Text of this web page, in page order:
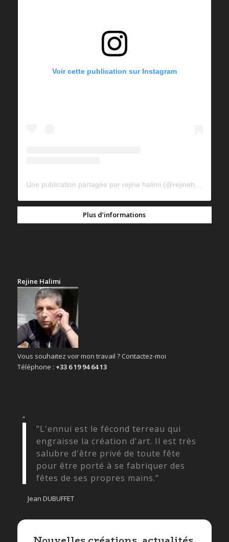
Voir cette publication sur Instagram
Une publication partagée par rejine halimi (@rejinehalimi)
Plus d’informations
Rejine Halimi
Vous souhaitez voir mon travail ? Contactez-moi
Téléphone : +33 6 19 94 64 13
“
"L'ennui est le fécond terreau qui
engraisse la création d'art. Il est très
salubre d'être privé de toute fête
pour être porté à se fabriquer des
fêtes de ses propres mains.”
Jean DUBUFFET